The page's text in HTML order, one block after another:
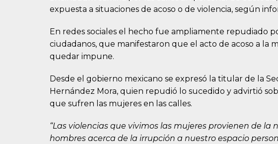
expuesta a situaciones de acoso o de violencia, según
En redes sociales el hecho fue ampliamente repudiado
ciudadanos, que manifestaron que el acto de acoso a la
quedar impune.
Desde el gobierno mexicano se expresó la titular de la
Hernández Mora, quien repudió lo sucedido y advirtió
que sufren las mujeres en las calles.
“Las violencias que vivimos las mujeres provienen de
hombres acerca de la irrupción a nuestro espacio